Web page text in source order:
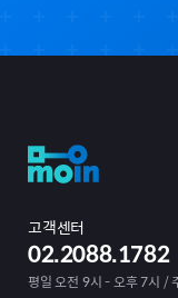
고객센터
02.2088.1782
평일 오전 9시 - 오후 7시 /